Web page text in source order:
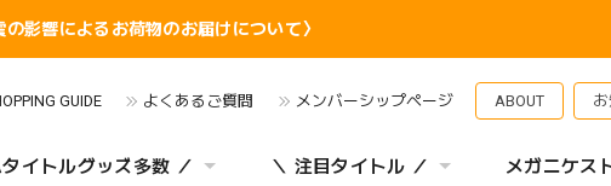
の影響によるお荷物のお届けについて〉
GUIDE よくあるご質問 メンバーシップページ ABOUT
イトルグッズ多数 ／ ＼ 注目タイトル ／ メガニケス